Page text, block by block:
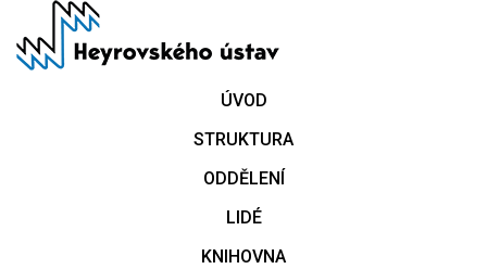
hlavnímu
ÚVOD
STRUKTURA
ODDĚLENÍ
LIDÉ
KNIHOVNA